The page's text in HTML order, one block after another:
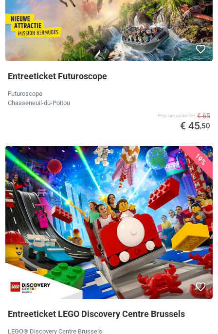
Entreeticket Futuroscope
Futuroscope
Chasseneuil-du-Poitou
Prijs van aanbieder € 65
€ 45,50
19%
Entreeticket LEGO Discovery Centre Brussels
LEGO® Discovery Centre Brussels